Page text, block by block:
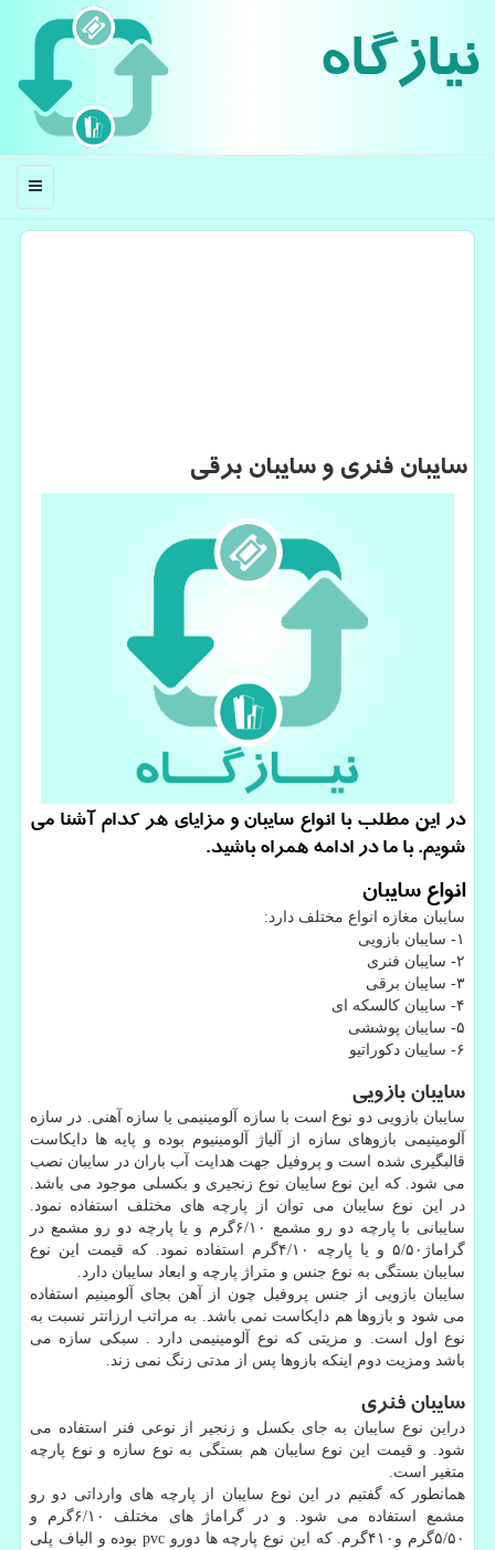
نیازگاه
منو
سایبان فنری و سایبان برقی
در این مطلب با انواع سایبان و مزایای هر كدام آشنا می
شویم. با ما در ادامه همراه باشید.
انواع سایبان
سایبان مغازه انواع مختلف دارد:
۱- سایبان بازویی
۲- سایبان فنری
۳- سایبان برقی
۴- سایبان کالسکه ای
۵- سایبان پوششی
۶- سایبان دکوراتیو
سایبان بازویی
سایبان بازویی دو نوع است با سازه آلومینیمی یا سازه آهنی. در سازه
آلومینیمی بازوهای سازه از آلیاژ آلومینیوم بوده و پایه ها دایکاست
قالبگیری شده است و پروفیل جهت هدایت آب باران در سایبان نصب
می شود. که این نوع سایبان نوع زنجیری و بکسلی موجود می باشد.
در این نوع سایبان می توان از پارچه های مختلف استفاده نمود.
سایبانی با پارچه دو رو مشمع ۶/۱۰گرم و یا پارچه دو رو مشمع در
گراماژ۵/۵۰ و یا پارچه ۴/۱۰گرم استفاده نمود. که قیمت این نوع
سایبان بستگی به نوع جنس و متراژ پارچه و ابعاد سایبان دارد.
سایبان بازویی از جنس پروفیل چون از آهن بجای آلومینیم استفاده
می شود و بازوها هم دایکاست نمی باشد. به مراتب ارزانتر نسبت به
نوع اول است. و مزیتی که نوع آلومینیمی دارد . سبکی سازه می
باشد ومزیت دوم اینکه بازوها پس از مدتی زنگ نمی زند.
سایبان فنری
دراین نوع سایبان به جای بکسل و زنجیر از نوعی فنر استفاده می
شود. و قیمت این نوع سایبان هم بستگی به نوع سازه و نوع پارچه
متغیر است.
همانطور که گفتیم در این نوع سایبان از پارچه های وارداتی دو رو
مشمع استفاده می شود. و در گراماژ های مختلف ۶/۱۰گرم و
۵/۵۰گرم و۴۱۰گرم. که این نوع پارچه ها دورو pvc بوده و الیاف پلی